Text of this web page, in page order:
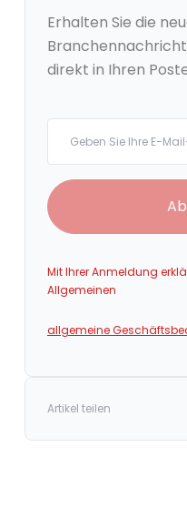
Erhalten Sie die
direkt in Ihren
Mit Ihrer Anmeldung
Allgemeinen
allgemeine
Artikel teilen